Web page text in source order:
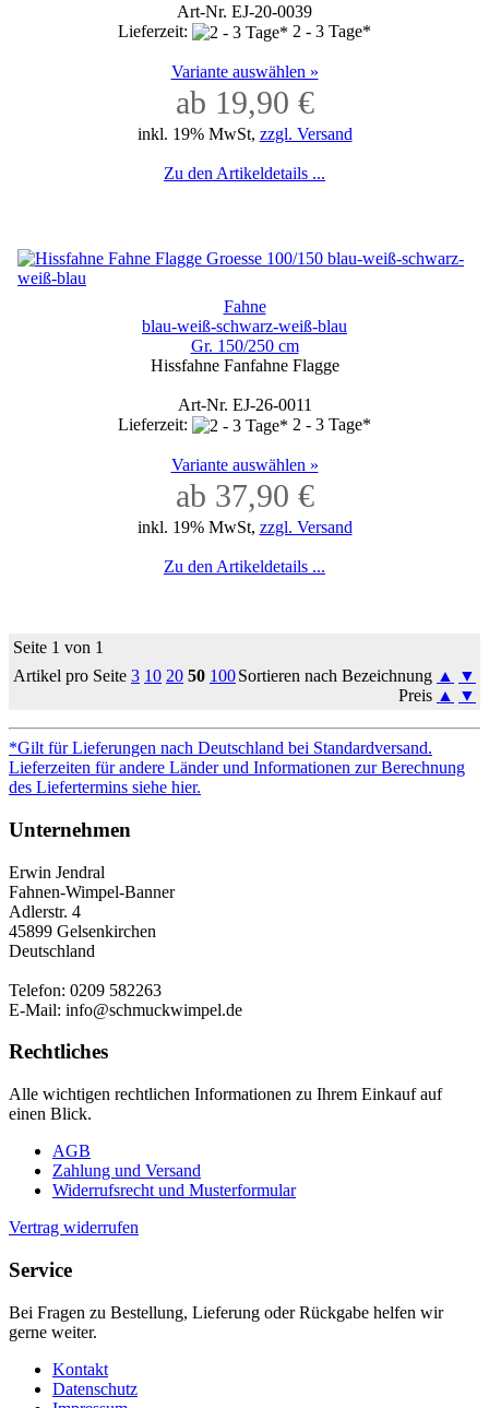
Art-Nr. EJ-20-0039
Lieferzeit:
2 - 3 Tage*
Variante auswählen »
ab 19,90 €
inkl. 19% MwSt, zzgl. Versand
Zu den Artikeldetails ...
Fahne
blau-weiß-schwarz-weiß-blau
Gr. 150/250 cm
Hissfahne Fanfahne Flagge
Art-Nr. EJ-26-0011
Lieferzeit:
2 - 3 Tage*
Variante auswählen »
ab 37,90 €
inkl. 19% MwSt, zzgl. Versand
Zu den Artikeldetails ...
Seite 1 von 1
Artikel pro Seite 3 10 20 50 100Sortieren nach Bezeichnung ▲
▼
Preis ▲ ▼
*Gilt für Lieferungen nach Deutschland bei Standardversand.
Lieferzeiten für andere Länder und Informationen zur Berechnung
des Liefertermins siehe hier.
Unternehmen
Erwin Jendral
Fahnen-Wimpel-Banner
Adlerstr. 4
45899 Gelsenkirchen
Deutschland
Telefon: 0209 582263
E-Mail: info@schmuckwimpel.de
Rechtliches
Alle wichtigen rechtlichen Informationen zu Ihrem Einkauf auf
einen Blick.
AGB
Zahlung und Versand
Widerrufsrecht und Musterformular
Vertrag widerrufen
Service
Bei Fragen zu Bestellung, Lieferung oder Rückgabe helfen wir
gerne weiter.
Kontakt
Datenschutz